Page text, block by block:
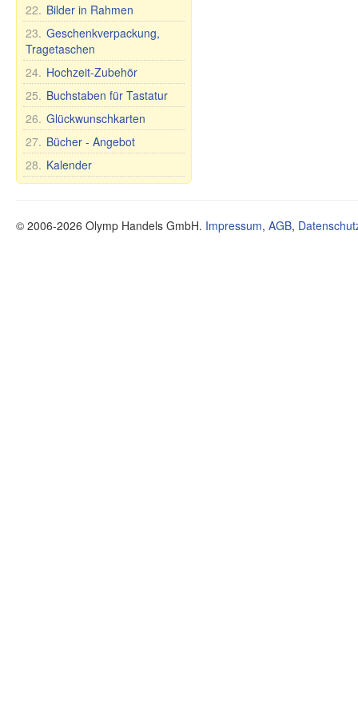
Schneidebretter
Kosmetische Tonerde
Tee und Kräuter
Öle
Gesundheit
Nahrungsergänzungsmittel
Sonstiges
Mundhygiene
Lebensmittel
Schuhe
Ländernamen
Tassen und Becher
Teller, Schalen und
anderes
Teekannen und
Zuckerdosen
Tee- und Tafelsets für 6
Personen
Spielzeuge
Stehaufpuppe
Nevaljashka
Plüschtiere
Spiele
22. Bilder in Rahmen
23. Geschenkverpackung,
Tragetaschen
24. Hochzeit-Zubehör
25. Buchstaben für Tastatur
26. Glückwunschkarten
27. Bücher - Angebot
28. Kalender
© 2006-2026 Olymp Handels GmbH. Impressum, AGB,